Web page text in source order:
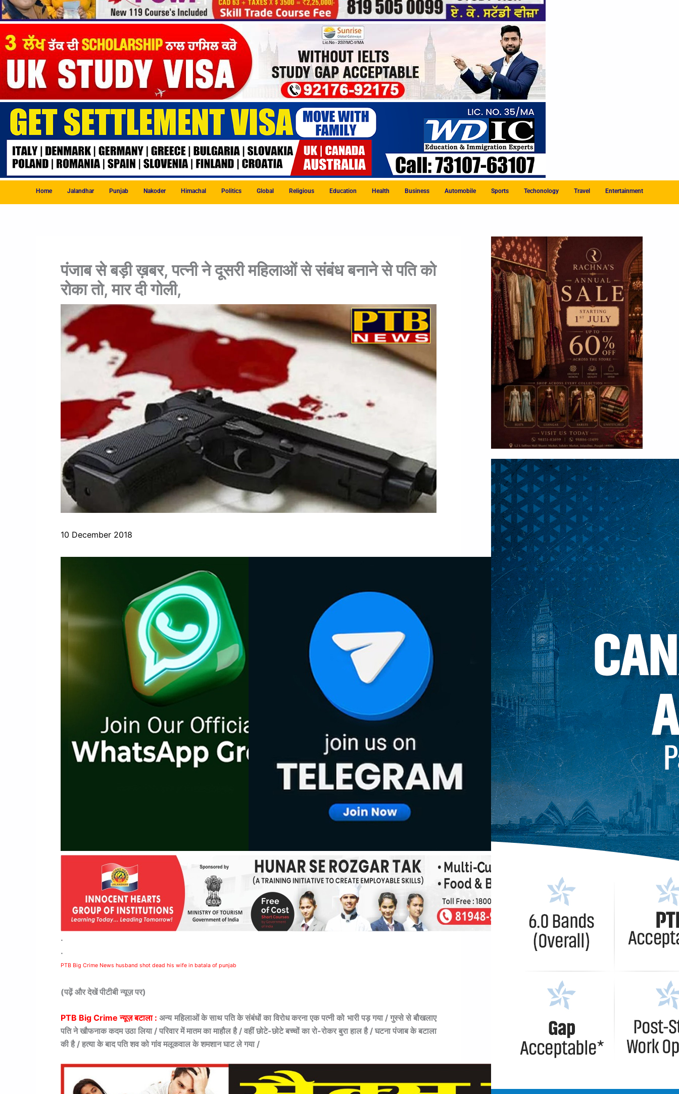
Home Jalandhar Punjab Nakoder Himachal Politics Global Religious Education Health Business Automobile Sports Techonology Travel Entertainment
पंजाब से बड़ी ख़बर, पत्नी ने दूसरी महिलाओं से संबंध बनाने से पति को
रोका तो, मार दी गोली,
10 December 2018
.
.
PTB Big Crime News husband shot dead his wife in batala of punjab
(पढ़ें और देखें पीटीबी न्यूज़ पर)
PTB Big Crime न्यूज़ बटाला : अन्य महिलाओं के साथ पति के संबंधों का विरोध करना एक पत्नी को भारी पड़ गया / गुस्से से बौखलाए
पति ने खौफनाक कदम उठा लिया / परिवार में मातम का माहौल है / वहीं छोटे-छोटे बच्चों का रो-रोकर बुरा हाल है / घटना पंजाब के बटाला
की है / हत्या के बाद पति शव को गांव मलूकवाल के शमशान घाट ले गया /